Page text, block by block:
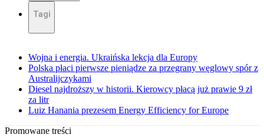
Tagi
Wojna i energia. Ukraińska lekcja dla Europy
Polska płaci pierwsze pieniądze za przegrany węglowy spór z
Australijczykami
Diesel najdroższy w historii. Kierowcy płacą już prawie 9 zł
za litr
Luiz Hanania prezesem Energy Efficiency for Europe
Promowane treści